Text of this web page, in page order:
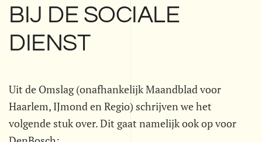
BIJ DE SOCIALE
DIENST
Uit de Omslag (onafhankelijk Maandblad voor
Haarlem, IJmond en Regio) schrijven we het
volgende stuk over. Dit gaat namelijk ook op voor